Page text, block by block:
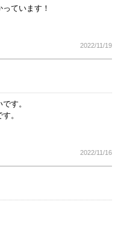
ています！
2022/11/19
す。
。
2022/11/16